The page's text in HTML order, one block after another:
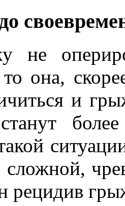
не
она,
и
сложной,
рецидив